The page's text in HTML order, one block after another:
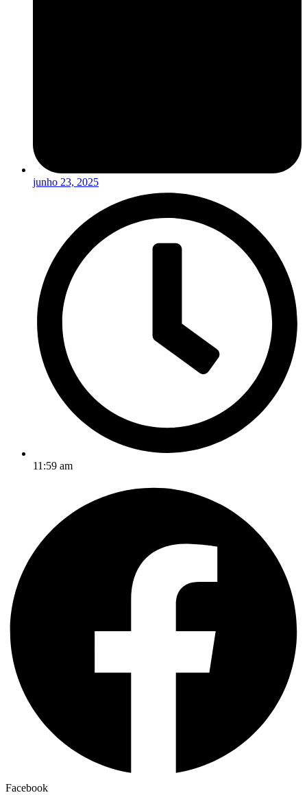
junho 23, 2025
11:59 am
Facebook